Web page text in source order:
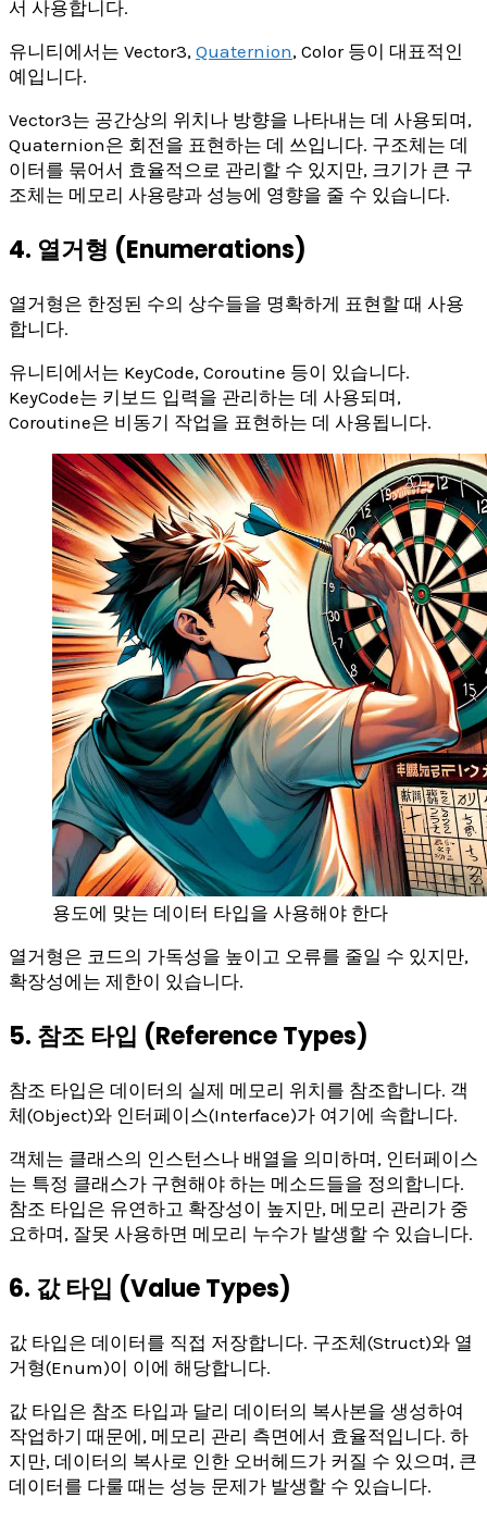
서 사용합니다.
유니티에서는 Vector3, Quaternion, Color 등이 대표적인
예입니다.
Vector3는 공간상의 위치나 방향을 나타내는 데 사용되며,
Quaternion은 회전을 표현하는 데 쓰입니다. 구조체는 데
이터를 묶어서 효율적으로 관리할 수 있지만, 크기가 큰 구
조체는 메모리 사용량과 성능에 영향을 줄 수 있습니다.
4. 열거형 (Enumerations)
열거형은 한정된 수의 상수들을 명확하게 표현할 때 사용
합니다.
유니티에서는 KeyCode, Coroutine 등이 있습니다.
KeyCode는 키보드 입력을 관리하는 데 사용되며,
Coroutine은 비동기 작업을 표현하는 데 사용됩니다.
용도에 맞는 데이터 타입을 사용해야 한다
열거형은 코드의 가독성을 높이고 오류를 줄일 수 있지만,
확장성에는 제한이 있습니다.
5. 참조 타입 (Reference Types)
참조 타입은 데이터의 실제 메모리 위치를 참조합니다. 객
체(Object)와 인터페이스(Interface)가 여기에 속합니다.
객체는 클래스의 인스턴스나 배열을 의미하며, 인터페이스
는 특정 클래스가 구현해야 하는 메소드들을 정의합니다.
참조 타입은 유연하고 확장성이 높지만, 메모리 관리가 중
요하며, 잘못 사용하면 메모리 누수가 발생할 수 있습니다.
6. 값 타입 (Value Types)
값 타입은 데이터를 직접 저장합니다. 구조체(Struct)와 열
거형(Enum)이 이에 해당합니다.
값 타입은 참조 타입과 달리 데이터의 복사본을 생성하여
작업하기 때문에, 메모리 관리 측면에서 효율적입니다. 하
지만, 데이터의 복사로 인한 오버헤드가 커질 수 있으며, 큰
데이터를 다룰 때는 성능 문제가 발생할 수 있습니다.